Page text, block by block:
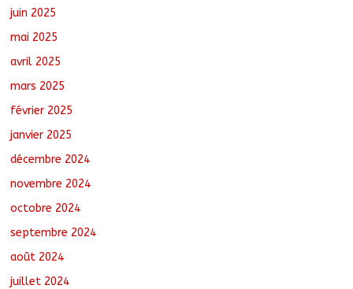
juin 2025
mai 2025
avril 2025
mars 2025
février 2025
janvier 2025
décembre 2024
novembre 2024
octobre 2024
septembre 2024
août 2024
juillet 2024